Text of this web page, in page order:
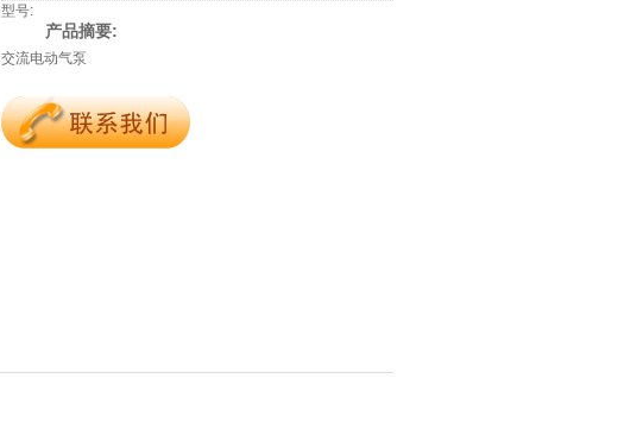
型号:
产品摘要:
交流电动气泵